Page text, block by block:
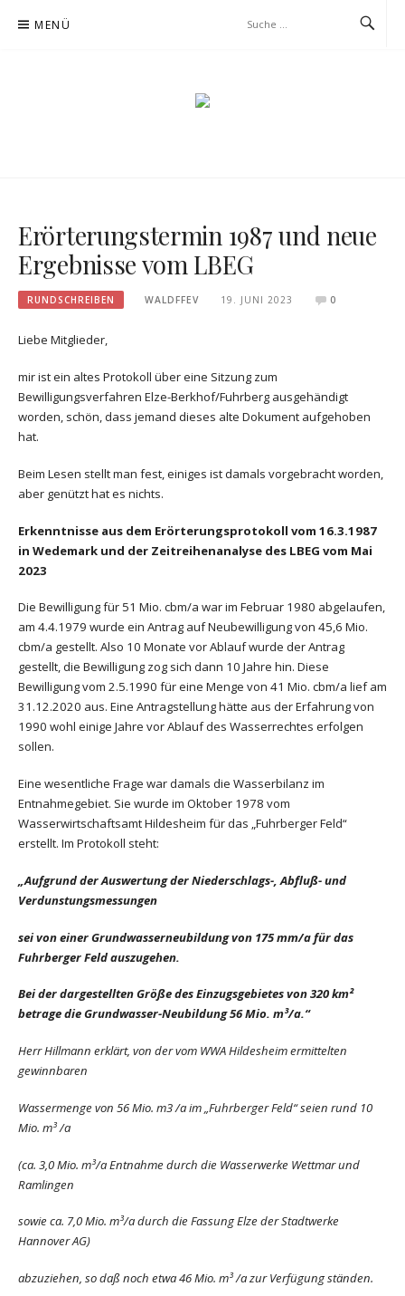
Inhalt MENÜ
Erörterungstermin 1987 und neue
Ergebnisse vom LBEG
RUNDSCHREIBEN WALDFFEV 19. JUNI 2023 0
Liebe Mitglieder,
mir ist ein altes Protokoll über eine Sitzung zum
Bewilligungsverfahren Elze-Berkhof/Fuhrberg ausgehändigt
worden, schön, dass jemand dieses alte Dokument aufgehoben
hat.
Beim Lesen stellt man fest, einiges ist damals vorgebracht worden,
aber genützt hat es nichts.
Erkenntnisse aus dem Erörterungsprotokoll vom 16.3.1987
in Wedemark und der Zeitreihenanalyse des LBEG vom Mai
2023
Die Bewilligung für 51 Mio. cbm/a war im Februar 1980 abgelaufen,
am 4.4.1979 wurde ein Antrag auf Neubewilligung von 45,6 Mio.
cbm/a gestellt. Also 10 Monate vor Ablauf wurde der Antrag
gestellt, die Bewilligung zog sich dann 10 Jahre hin. Diese
Bewilligung vom 2.5.1990 für eine Menge von 41 Mio. cbm/a lief am
31.12.2020 aus. Eine Antragstellung hätte aus der Erfahrung von
1990 wohl einige Jahre vor Ablauf des Wasserrechtes erfolgen
sollen.
Eine wesentliche Frage war damals die Wasserbilanz im
Entnahmegebiet. Sie wurde im Oktober 1978 vom
Wasserwirtschaftsamt Hildesheim für das „Fuhrberger Feld“
erstellt. Im Protokoll steht:
„Aufgrund der Auswertung der Niederschlags-, Abfluß- und
Verdunstungsmessungen
sei von einer Grundwasserneubildung von 175 mm/a für das
Fuhrberger Feld auszugehen.
Bei der dargestellten Größe des Einzugsgebietes von 320 km²
betrage die Grundwasser-Neubildung 56 Mio. m³/a.“
Herr Hillmann erklärt, von der vom WWA Hildesheim ermittelten
gewinnbaren
Wassermenge von 56 Mio. m3 /a im „Fuhrberger Feld“ seien rund 10
Mio. m³ /a
(ca. 3,0 Mio. m³/a Entnahme durch die Wasserwerke Wettmar und
Ramlingen
sowie ca. 7,0 Mio. m³/a durch die Fassung Elze der Stadtwerke
Hannover AG)
abzuziehen, so daß noch etwa 46 Mio. m³ /a zur Verfügung ständen.